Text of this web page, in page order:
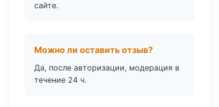
сайте.
Можно ли оставить отзыв?
Да, после авторизации, модерация в
течение 24 ч.